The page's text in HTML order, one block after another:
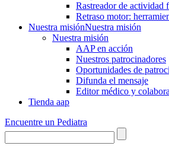
Rastre​​ador de activida​d
Retraso motor:
Nuestra misiónNuestra misión
Nuestra misión
AAP en acción
Nuestros patrocinadores
Oportunidades de
Difunda el mensaje
Editor médico y
Tienda aap
Encuentre un Pediatra